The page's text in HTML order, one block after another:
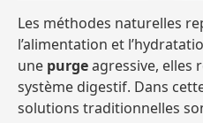
Les méthodes naturelles
l’alimentation et
une purgeagressive, elles
système digestif. Dans
solutions traditionnelles